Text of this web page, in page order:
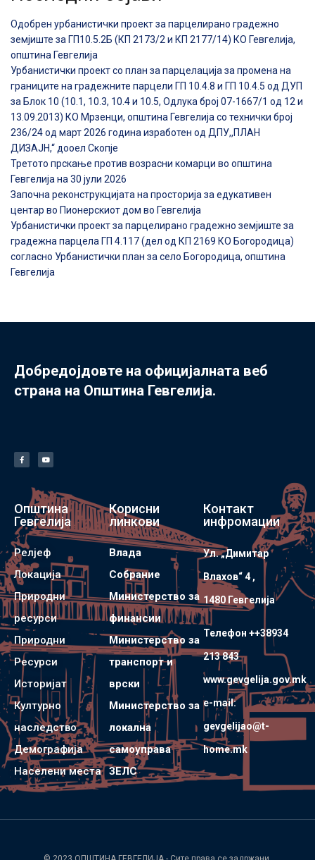
Одобрен урбанистички проект за парцелирано градежно
земјиште за ГП10.5.2Б (КП 2173/2 и КП 2177/14) КО Гевгелија,
општина Гевгелија
Урбанистички проект со план за парцелација за промена на
границите на градежните парцели ГП 10.4.8 и ГП 10.4.5 од ДУП
за Блок 10 (10.1, 10.3, 10.4 и 10.5, Одлука број 07-1667/1 од 12 и
13.09.2013) КО Мрзенци, општина Гевгелија со технички број
236/24 од март 2026 година изработен од ДПУ,,ПЛАН
ДИЗАЈН,“ дооел Скопје
Третото прскање против возрасни комарци во општина
Гевгелија на 30 јули 2026
Започна реконструкцијата на просторија за едукативен
центар во Пионерскиот дом во Гевгелија
Урбанистички проект за парцелирано градежно земјиште за
градежна парцела ГП 4.117 (дел од КП 2169 КО Богородица)
согласно Урбанистички план за село Богородица, општина
Гевгелија
Добредојдовте на официјалната веб
страна на Општина Гевгелија.
Општина
Гевгелија
Релјеф
Локација
Природни
ресурси
Природни
Ресурси
Историјат
Културно
наследство
Демографија
Населени места
Корисни
линкови
Влада
Собрание
Министерство за
финансии
Министерство за
транспорт и
врски
Министерство за
локална
самоуправа
ЗЕЛС
Контакт
инфромации
Ул. „Димитар
Влахов“ 4 ,
1480 Гевгелијa
Телефон ++38934
213 843
www.gevgelija.gov.mk
e-mail:
gevgelijao@t-
home.mk